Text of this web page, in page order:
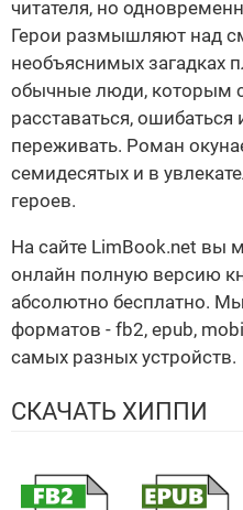
читателя, но
Герои размышляют над
необъяснимых загадках
обычные люди, которым
расставаться, ошибаться
переживать. Роман
семидесятых и в
героев.
На сайте LimBook.net вы
онлайн полную версию
абсолютно бесплатно.
форматов - fb2, epub,
самых разных устройств.
СКАЧАТЬ ХИППИ